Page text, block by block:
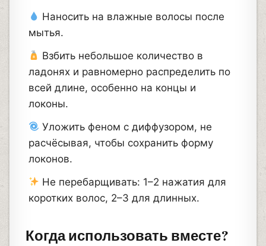
Наносить на влажные волосы после
мытья.
Взбить небольшое количество в
ладонях и равномерно распределить по
всей длине, особенно на концы и
локоны.
Уложить феном с диффузором, не
расчёсывая, чтобы сохранить форму
локонов.
Не перебарщивать: 1–2 нажатия для
коротких волос, 2–3 для длинных.
Когда использовать вместе?